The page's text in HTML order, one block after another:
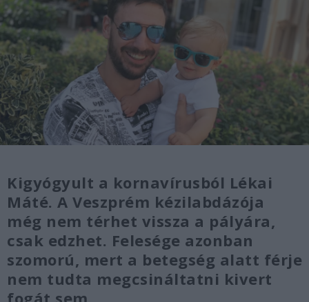
Kigyógyult a kornavírusból Lékai
Máté. A Veszprém kézilabdázója
még nem térhet vissza a pályára,
csak edzhet. Felesége azonban
szomorú, mert a betegség alatt férje
nem tudta megcsináltatni kivert
fogát sem.